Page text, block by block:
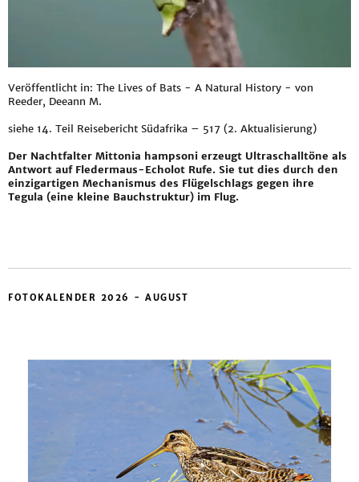
Veröffentlicht in: The Lives of Bats - A Natural History - von
Reeder, Deeann M.
siehe 14. Teil Reisebericht Südafrika – 517 (2. Aktualisierung)
Der Nachtfalter Mittonia hampsoni erzeugt Ultraschalltöne als
Antwort auf Fledermaus-Echolot Rufe. Sie tut dies durch den
einzigartigen Mechanismus des Flügelschlags gegen ihre
Tegula (eine kleine Bauchstruktur) im Flug.
FOTOKALENDER 2026 - AUGUST